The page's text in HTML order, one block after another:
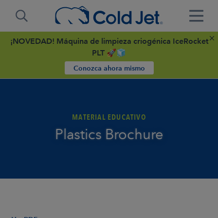
¡NOVEDAD! Máquina de limpieza criogénica IceRocket
PLT 🚀🧊
Conozca ahora mismo
MATERIAL EDUCATIVO
Plastics Brochure